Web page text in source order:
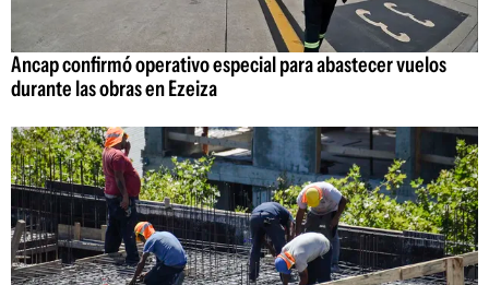
Ancap confirmó operativo especial para abastecer vuelos
durante las obras en Ezeiza